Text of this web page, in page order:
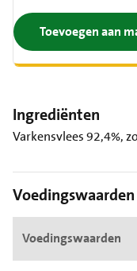
Toevoegen aan
Ingrediënten
Varkensvlees 92,4%,
Voedingswaarden
Voedingswaarden